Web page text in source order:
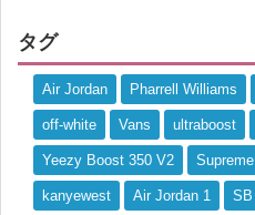
タグ
Air Jordan Pharrell Williams
off-white Vans ultraboost
Yeezy Boost 350 V2 Supreme
kanyewest Air Jordan 1 SB